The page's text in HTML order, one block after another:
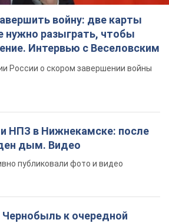
войну: две карты
нужно разыграть, чтобы
Интервью с Веселовским
России о скором завершении войны
НПЗ в Нижнекамске: после
дым. Видео
публиковали фото и видео
Чернобыль к очередной